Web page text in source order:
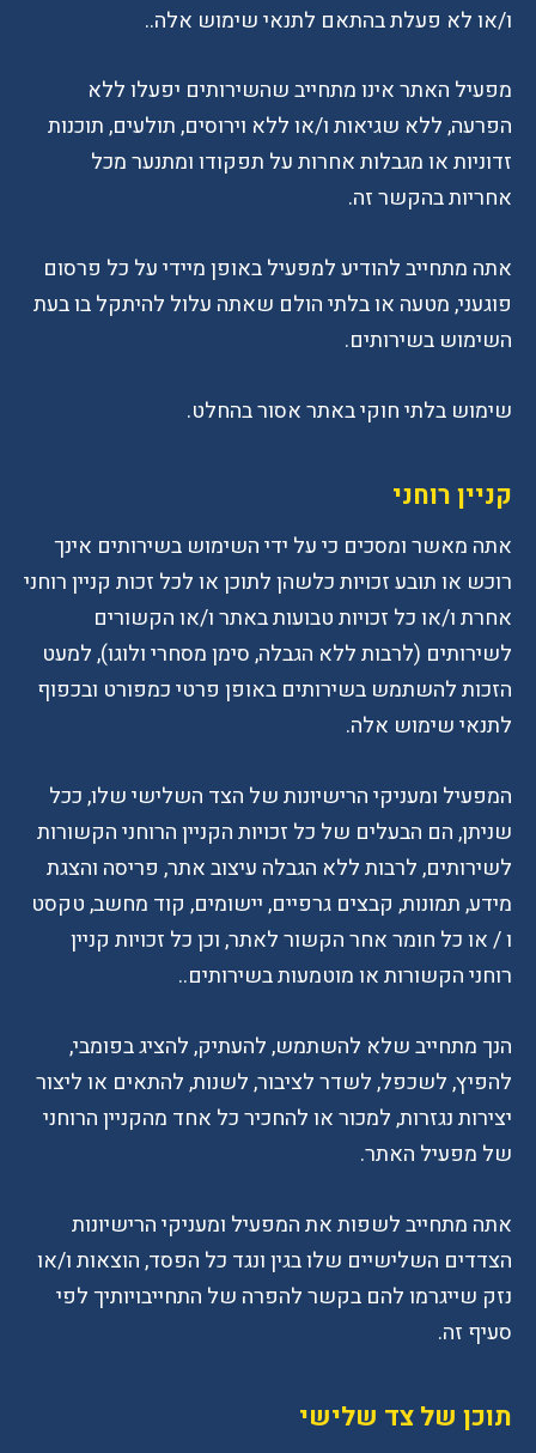
ו/או לא פעלת בהתאם לתנאי שימוש אלה..
מפעיל האתר אינו מתחייב שהשירותים יפעלו ללא
הפרעה, ללא שגיאות ו/או ללא וירוסים, תולעים, תוכנות
זדוניות או מגבלות אחרות על תפקודו ומתנער מכל
אחריות בהקשר זה.
אתה מתחייב להודיע למפעיל באופן מיידי על כל פרסום
פוגעני, מטעה או בלתי הולם שאתה עלול להיתקל בו בעת
השימוש בשירותים.
שימוש בלתי חוקי באתר אסור בהחלט.
קניין רוחני
אתה מאשר ומסכים כי על ידי השימוש בשירותים אינך
רוכש או תובע זכויות כלשהן לתוכן או לכל זכות קניין רוחני
אחרת ו/או כל זכויות טבועות באתר ו/או הקשורים
לשירותים (לרבות ללא הגבלה, סימן מסחרי ולוגו), למעט
הזכות להשתמש בשירותים באופן פרטי כמפורט ובכפוף
לתנאי שימוש אלה.
המפעיל ומעניקי הרישיונות של הצד השלישי שלו, ככל
שניתן, הם הבעלים של כל זכויות הקניין הרוחני הקשורות
לשירותים, לרבות ללא הגבלה עיצוב אתר, פריסה והצגת
מידע, תמונות, קבצים גרפיים, יישומים, קוד מחשב, טקסט
ו / או כל חומר אחר הקשור לאתר, וכן כל זכויות קניין
רוחני הקשורות או מוטמעות בשירותים..
הנך מתחייב שלא להשתמש, להעתיק, להציג בפומבי,
להפיץ, לשכפל, לשדר לציבור, לשנות, להתאים או ליצור
יצירות נגזרות, למכור או להחכיר כל אחד מהקניין הרוחני
של מפעיל האתר.
אתה מתחייב לשפות את המפעיל ומעניקי הרישיונות
הצדדים השלישיים שלו בגין ונגד כל הפסד, הוצאות ו/או
נזק שייגרמו להם בקשר להפרה של התחייבויותיך לפי
סעיף זה.
תוכן של צד שלישי